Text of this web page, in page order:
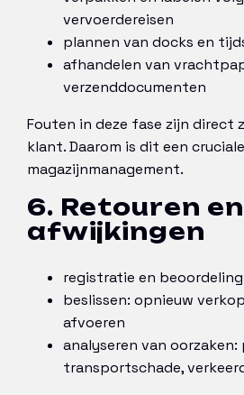
vervoerdereisen
plannen van docks en
afhandelen van
verzenddocumenten
Fouten in deze fase zijn direct
klant. Daarom is dit een
magazijnmanagement.
6. Retouren en
afwijkingen
registratie en
beslissen: opnieuw
afvoeren
analyseren van
transportschade,